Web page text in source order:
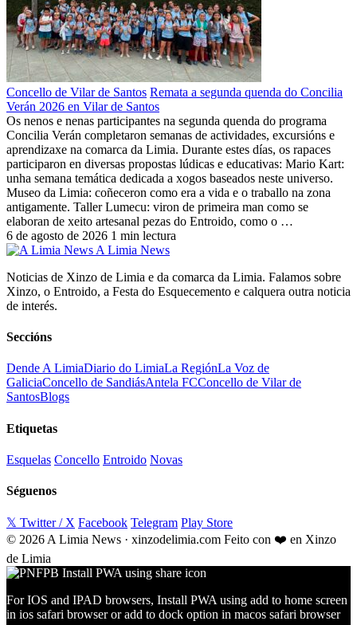
Concello de Vilar de Santos Remata a segunda quenda do Concilia
Verán 2026 en Vilar de Santos
Os nenos e nenas participantes na segunda quenda do programa
Concilia Verán completaron semanas de actividades, excursións e
aprendizaxe na comarca da Limia. Durante estes días, os rapaces
participaron en diversas propostas lúdicas e educativas: Mario Kart:
unha semana temática dedicada a xogos baseados neste universo.
Museo da Limia: coñeceron como era a vida e o traballo na zona
antigamente. Taller Lumecu: viron de primeira man como se
elaboran de xeito artesanal pezas do Entroido, como o …
6 de agosto de 2026 1 min lectura
A Limia News
Noticias de Xinzo de Limia e da comarca da Limia. Falamos sobre
Xinzo, o Entroido, a Festa do Esquecemento e calquera outra noticia
de interés.
Seccións
Dende A LimiaDiario do LimiaLa RegiónLa Voz de
GaliciaConcello de SandiásAntela FCConcello de Vilar de
SantosBlogs
Etiquetas
Esquelas Concello Entroido Novas
Séguenos
𝕏 Twitter / X Facebook Telegram Play Store
© 2026 A Limia News · xinzodelimia.com Feito con ❤️ en Xinzo
de Limia
For IOS and IPAD browsers, Install PWA using add to home screen
in ios safari browser or add to dock option in macos safari browser